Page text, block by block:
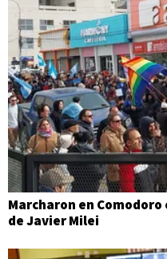
Marcharon en
de Javier Milei